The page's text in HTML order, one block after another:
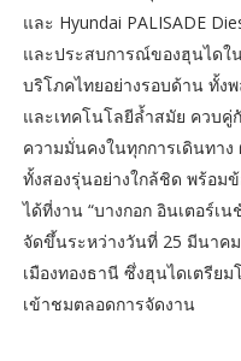
และ Hyundai PALISADE
และประสบการณ์ของฮุนได
บริโภคไทยอย่างรอบด้าน ทั้ง
และเทคโนโลยีล้ำสมัย ควบคู่
ความมั่นคงในทุกการเดินทา
ทั้งสองรุ่นอย่างใกล้ชิด พร้อม
ได้ที่งาน “บางกอก อินเตอร์เ
จัดขึ้นระหว่างวันที่ 25 มีนาค
เมืองทองธานี ซึ่งฮุนไดเตรีย
เข้าชมตลอดการจัดงาน